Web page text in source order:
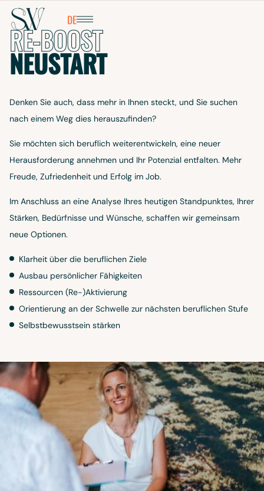
DE
RE-BOOST
NEUSTART
Denken Sie auch, dass mehr in Ihnen steckt, und Sie suchen
nach einem Weg dies herauszufinden?
Sie möchten sich beruflich weiterentwickeln, eine neuer
Herausforderung annehmen und Ihr Potenzial entfalten. Mehr
Freude, Zufriedenheit und Erfolg im Job.
Im Anschluss an eine Analyse Ihres heutigen Standpunktes, Ihrer
Stärken, Bedürfnisse und Wünsche, schaffen wir gemeinsam
neue Optionen.
Klarheit über die beruflichen Ziele
Ausbau persönlicher Fähigkeiten
Ressourcen (Re-)Aktivierung
Orientierung an der Schwelle zur nächsten beruflichen Stufe
Selbstbewusstsein stärken